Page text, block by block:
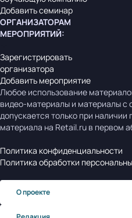
Добавить семинар
ОРГАНИЗАТОРАМ
МЕРОПРИЯТИЙ:
Зарегистрировать
организатора
Добавить мероприятие
Любое использование
видео-материалы и материалы с
допускается только при
материала на Retail.ru в первом
Политика конфиденциальности
Политика обработки
О проекте